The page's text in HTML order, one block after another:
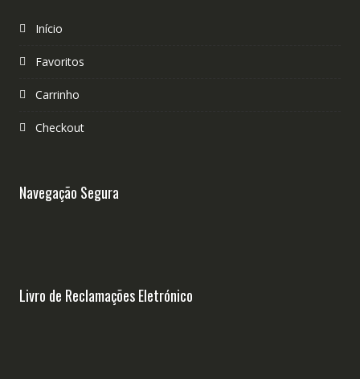
Início
Favoritos
Carrinho
Checkout
Navegação Segura
Livro de Reclamações Eletrónico